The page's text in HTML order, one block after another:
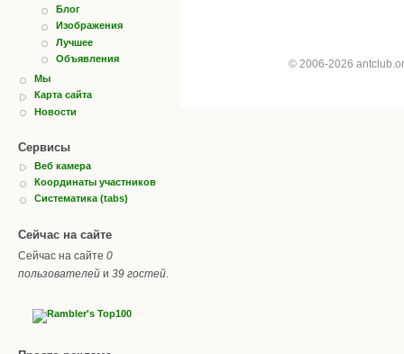
Блог
Изображения
Лучшее
Объявления
Мы
Карта сайта
Новости
Сервисы
Веб камера
Координаты участников
Систематика (tabs)
Сейчас на сайте
Сейчас на сайте 0
пользователей и 39 гостей
© 2006-2026